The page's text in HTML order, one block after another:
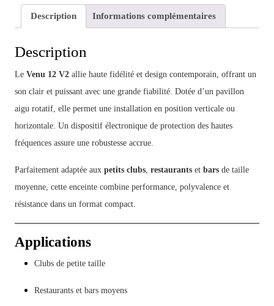
Description Informations complémentaires
Description
Le Venu 12 V2 allie haute fidélité et design contemporain, offrant un
son clair et puissant avec une grande fiabilité. Dotée d’un pavillon
aigu rotatif, elle permet une installation en position verticale ou
horizontale. Un dispositif électronique de protection des hautes
fréquences assure une robustesse accrue.
Parfaitement adaptée aux petits clubs, restaurants et bars de taille
moyenne, cette enceinte combine performance, polyvalence et
résistance dans un format compact.
Applications
Clubs de petite taille
Restaurants et bars moyens